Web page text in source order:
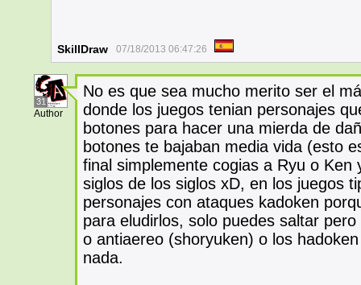
SkillDraw 07/18/2013 06:47:26
31
Author
No es que sea mucho merito ser el
donde los juegos tenian personajes
botones para hacer una mierda de
botones te bajaban media vida (esto
final simplemente cogias a Ryu o
siglos de los siglos xD, en los juegos
personajes con ataques kadoken
para eludirlos, solo puedes saltar
o antiaereo (shoryuken) o los
nada.